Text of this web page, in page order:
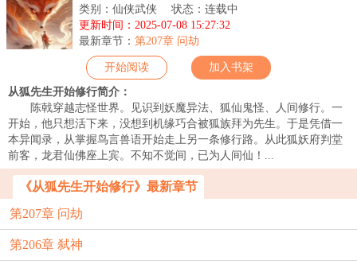
类别：仙侠武侠
状态：连载中
更新时间：2025-07-08 15:27:32
最新章节： 第207章 问劫
开始阅读 加入书架
从狐先生开始修行简介：
陈戟穿越志怪世界。见识到妖魔异法、狐仙鬼怪、人间修行。一
开始，他只想活下来，没想到机缘巧合被狐族拜为先生。于是凭借一
本异闻录，从掌握鸟言兽语开始走上另一条修行路。从此狐妖府判堂
前客，龙君仙佛座上宾。不知不觉间，已为人间仙！...
《从狐先生开始修行》最新章节
第207章 问劫
第206章 弑神